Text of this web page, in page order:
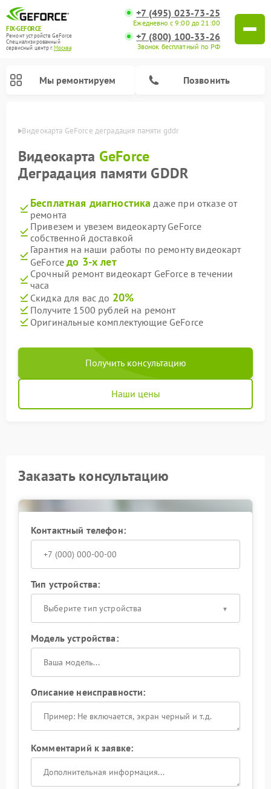
FIX-GEFORCE
Ремонт устройств GeForce
Специализированный
cервисный центр г.Москва
+7 (495) 023-73-25
Ежедневно с 9:00 до 21:00
+7 (800) 100-33-26
Звонок бесплатный по РФ
Мы ремонтируем Позвонить
Видеокарта GeForce деградация памяти gddr
Видеокарта GeForce
Деградация памяти GDDR
Бесплатная диагностика даже при отказе от
ремонта
Привезем и увезем видеокарту GeForce
собственной доставкой
Гарантия на наши работы по ремонту видеокарт
GeForceдо 3-х лет
Срочный ремонт видеокарт GeForce в течении
часа
Скидка для вас до 20%
Получите 1500 рублей на ремонт
Оригинальные комплектующие GeForce
Получить консультацию
Наши цены
Заказать консультацию
Контактный телефон:
Тип устройства:
Выберите тип устройства
Модель устройства:
Описание неисправности:
Комментарий к заявке: